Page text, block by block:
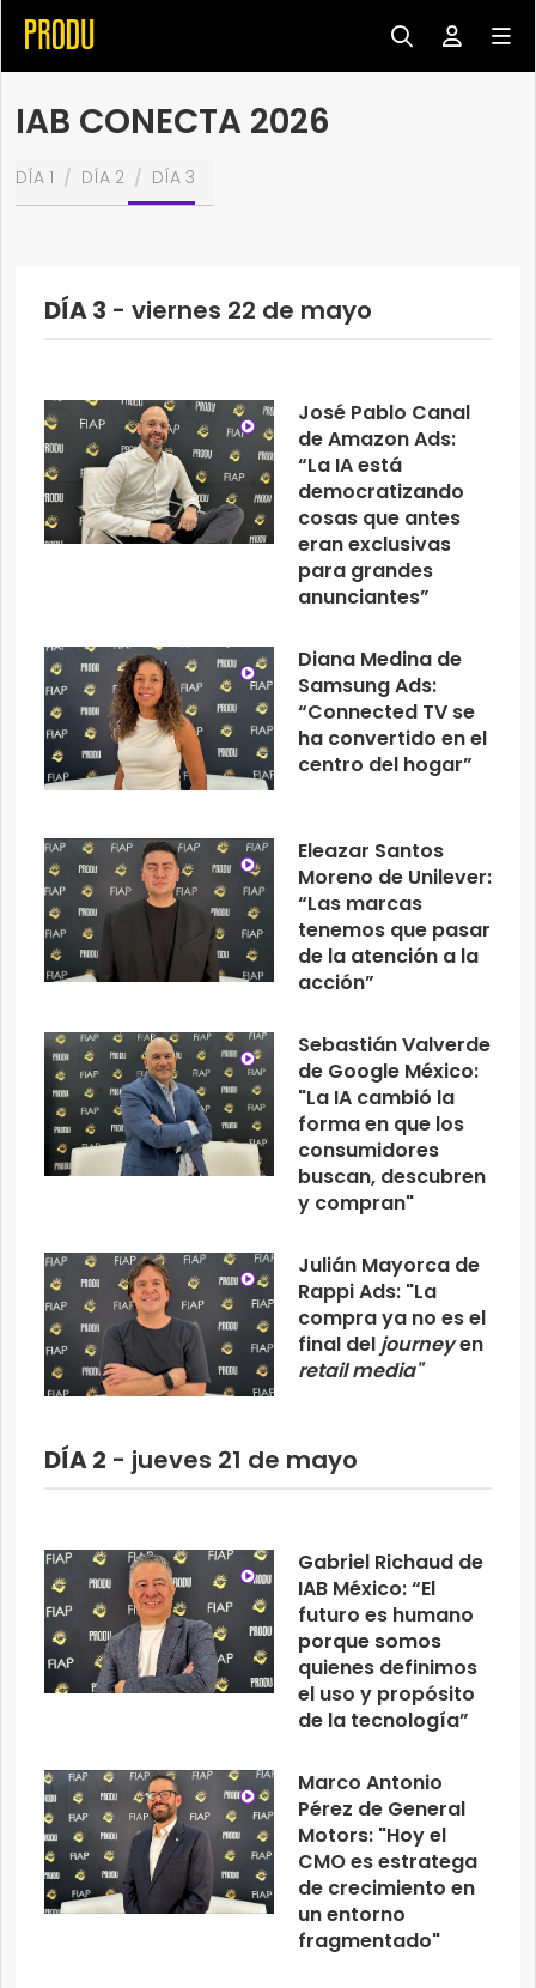
IAB CONECTA 2026
DÍA 1 DÍA 2 DÍA 3
DÍA 3 - viernes 22 de mayo
José Pablo Canal
de Amazon Ads:
“La IA está
democratizando
cosas que antes
eran exclusivas
para grandes
anunciantes”
Diana Medina de
Samsung Ads:
“Connected TV se
ha convertido en el
centro del hogar”
Eleazar Santos
Moreno de Unilever:
“Las marcas
tenemos que pasar
de la atención a la
acción”
Sebastián Valverde
de Google México:
"La IA cambió la
forma en que los
consumidores
buscan, descubren
y compran"
Julián Mayorca de
Rappi Ads: "La
compra ya no es el
final del journeyen
retail media"
DÍA 2 - jueves 21 de mayo
Gabriel Richaud de
IAB México: “El
futuro es humano
porque somos
quienes definimos
el uso y propósito
de la tecnología”
Marco Antonio
Pérez de General
Motors: "Hoy el
CMO es estratega
de crecimiento en
un entorno
fragmentado"